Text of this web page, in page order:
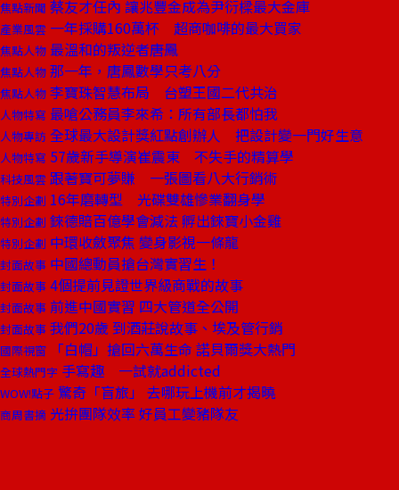
焦點新聞 蔡友才任內 讓兆豐金成為尹衍樑最大金庫
產業風雲 一年採購160萬杯 超商咖啡的最大買家
焦點人物 最溫和的叛逆者――唐鳳
焦點人物 那一年，唐鳳數學只考八分
焦點人物 李寶珠智慧布局 台塑王國二代共治
人物特寫 最嗆公務員李來希：所有部長都怕我
人物專訪 全球最大設計獎紅點創辦人 把設計變一門好生意
人物特寫 57歲新手導演崔震東 不失手的精算學
科技風雲 跟著寶可夢賺 一張圖看八大行銷術
特別企劃 16年磨轉型 光碟雙雄慘業翻身學
特別企劃 錸德賠百億學會減法 孵出錸寶小金雞
特別企劃 中環收斂聚焦 變身影視一條龍
封面故事 中國總動員搶台灣實習生！
封面故事 4個提前見證世界級商戰的故事
封面故事 前進中國實習 四大管道全公開
封面故事 我們20歲 到酒莊說故事、埃及管行銷
國際視窗 「白帽」搶回六萬生命 諾貝爾獎大熱門
全球熱門字 手寫趣 一試就addicted
WOW!點子 驚奇「盲旅」 去哪玩上機前才揭曉
商周書摘 光拚團隊效率 好員工變豬隊友